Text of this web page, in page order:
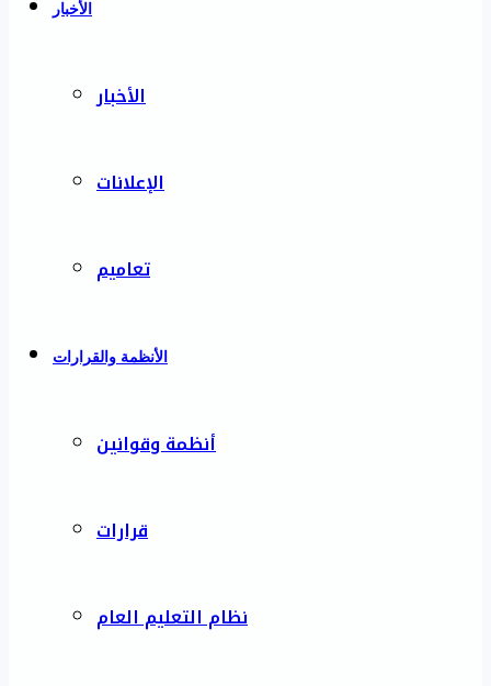
الأخبار
الأخبار
الإعلانات
تعاميم
الأنظمة والقرارات
أنظمة وقوانين
قرارات
نظام التعليم العام